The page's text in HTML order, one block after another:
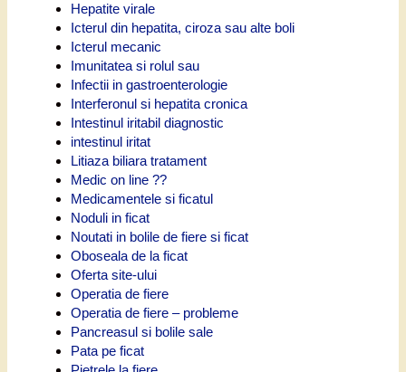
Hepatite virale
Icterul din hepatita, ciroza sau alte boli
Icterul mecanic
Imunitatea si rolul sau
Infectii in gastroenterologie
Interferonul si hepatita cronica
Intestinul iritabil diagnostic
intestinul iritat
Litiaza biliara tratament
Medic on line ??
Medicamentele si ficatul
Noduli in ficat
Noutati in bolile de fiere si ficat
Oboseala de la ficat
Oferta site-ului
Operatia de fiere
Operatia de fiere – probleme
Pancreasul si bolile sale
Pata pe ficat